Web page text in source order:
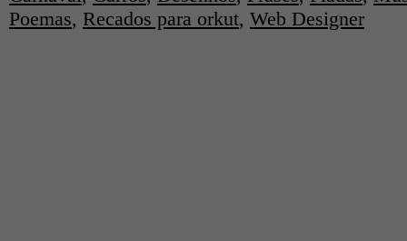
Poemas, Recados para orkut, Web Designer